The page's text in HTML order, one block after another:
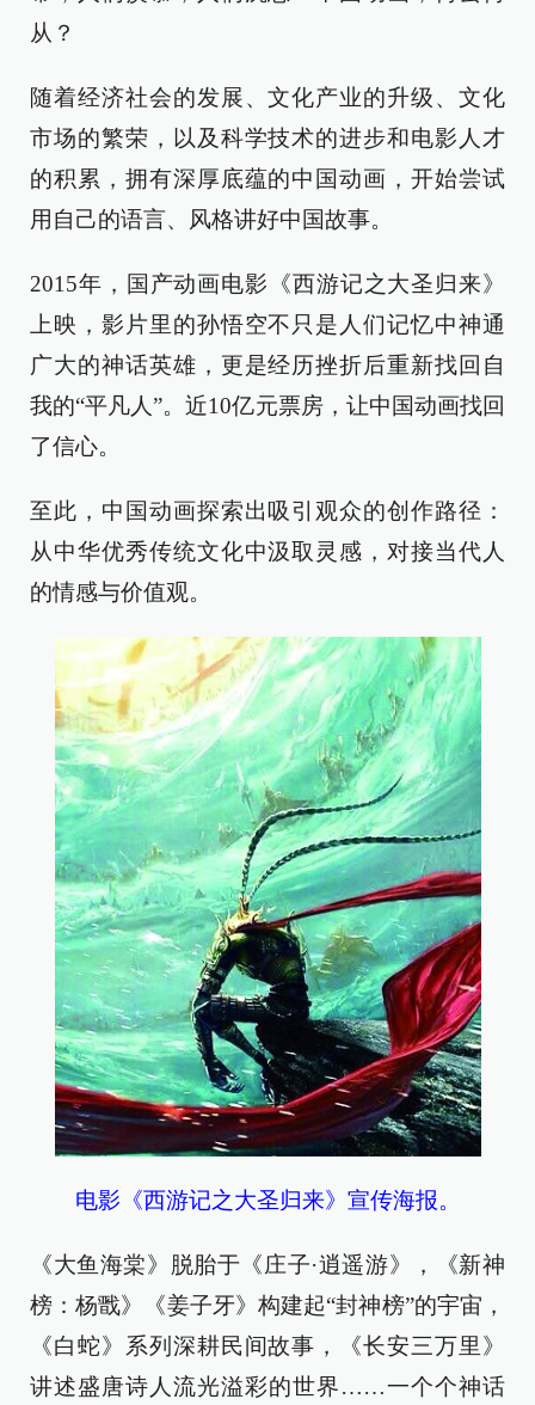
从？
随着经济社会的发展、文化产业的升级、文化
市场的繁荣，以及科学技术的进步和电影人才
的积累，拥有深厚底蕴的中国动画，开始尝试
用自己的语言、风格讲好中国故事。
2015年，国产动画电影《西游记之大圣归来》
上映，影片里的孙悟空不只是人们记忆中神通
广大的神话英雄，更是经历挫折后重新找回自
我的“平凡人”。近10亿元票房，让中国动画找回
了信心。
至此，中国动画探索出吸引观众的创作路径：
从中华优秀传统文化中汲取灵感，对接当代人
的情感与价值观。
电影《西游记之大圣归来》宣传海报。
《大鱼海棠》脱胎于《庄子·逍遥游》，《新神
榜：杨戬》《姜子牙》构建起“封神榜”的宇宙，
《白蛇》系列深耕民间故事，《长安三万里》
讲述盛唐诗人流光溢彩的世界……一个个神话